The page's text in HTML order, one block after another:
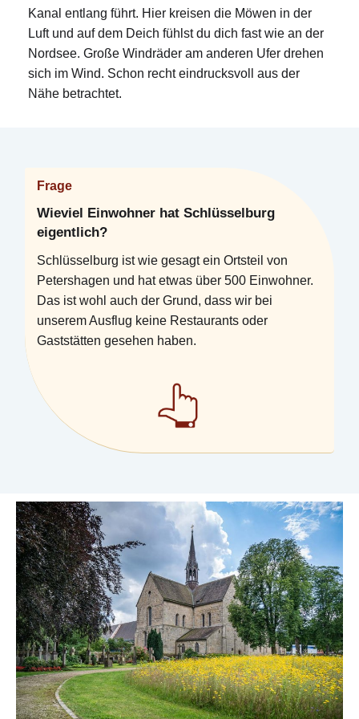
Kanal entlang führt. Hier kreisen die Möwen in der
Luft und auf dem Deich fühlst du dich fast wie an der
Nordsee. Große Windräder am anderen Ufer drehen
sich im Wind. Schon recht eindrucksvoll aus der
Nähe betrachtet.
Frage
Wieviel Einwohner hat Schlüsselburg
eigentlich?
Schlüsselburg ist wie gesagt ein Ortsteil von
Petershagen und hat etwas über 500 Einwohner.
Das ist wohl auch der Grund, dass wir bei
unserem Ausflug keine Restaurants oder
Gaststätten gesehen haben.